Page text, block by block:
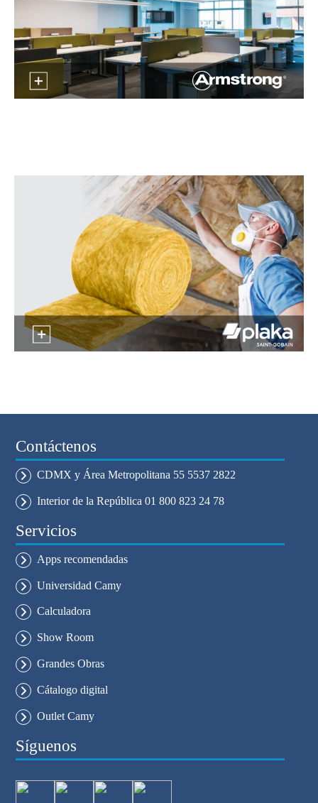
Contáctenos
CDMX y Área Metropolitana 55 5537 2822
Interior de la República 01 800 823 24 78
Servicios
Apps recomendadas
Universidad Camy
Calculadora
Show Room
Grandes Obras
Cátalogo digital
Outlet Camy
Síguenos